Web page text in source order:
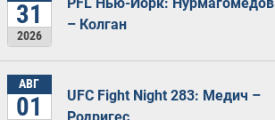
31
2026
– Колган
АВГ
01
UFC Fight Night 283: Медич –